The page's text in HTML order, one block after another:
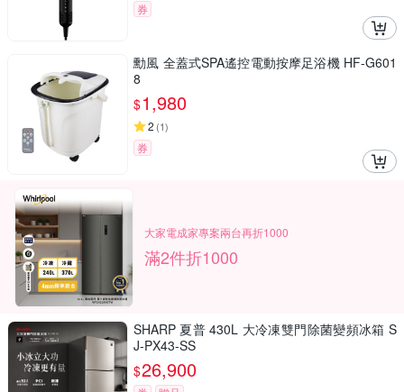
券
勳風 全蓋式SPA遙控電動按摩足浴機 HF-G601
8
$1,980
2 (1)
券
大家電成家專案兩台再折1000
滿2件折1000
SHARP 夏普 430L 大冷凍雙門除菌變頻冰箱 S
J-PX43-SS
$26,900